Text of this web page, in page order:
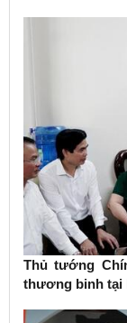
Thủ tướng
thương binh tại